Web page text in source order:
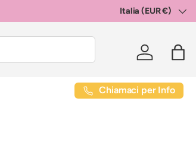
Paese/Regione
Italia (EUR €)
Accedi Borsa
Chiamaci per Info